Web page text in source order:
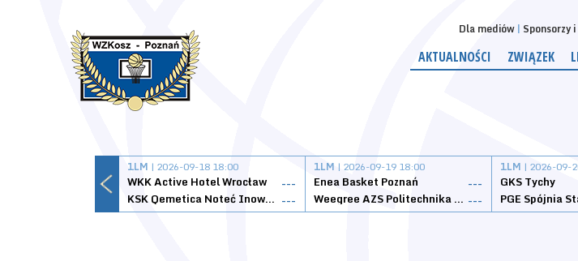
Dla mediów Sponsorzy
AKTUALNOŚCI ZWIĄZEK
1LM | 2026-09-18 18:00
WKK Active Hotel Wrocław
---
KSK Qemetica Noteć Inowrocław ---
1LM | 2026-09-19 18:00
Enea Basket Poznań
---
Weegree AZS Politechnika Opolska ---
1LM | 2026-09-
GKS Tychy
PGE Spójnia